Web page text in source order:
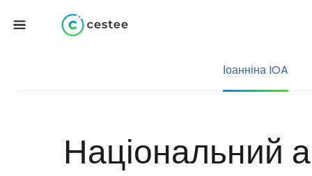
Іоанніна IOA
Національний